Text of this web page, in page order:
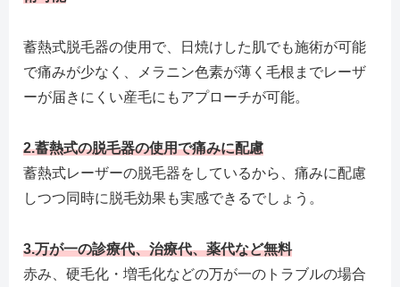
蓄熱式脱毛器の使用で、日焼けした肌でも施術が可能
で痛みが少なく、メラニン色素が薄く毛根までレーザ
ーが届きにくい産毛にもアプローチが可能。
2.蓄熱式の脱毛器の使用で痛みに配慮
蓄熱式レーザーの脱毛器をしているから、痛みに配慮
しつつ同時に脱毛効果も実感できるでしょう。
3.万が一の診療代、治療代、薬代など無料
赤み、硬毛化・増毛化などの万が一のトラブルの場合